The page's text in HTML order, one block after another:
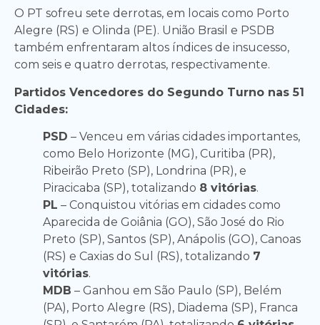
O PT sofreu sete derrotas, em locais como Porto
Alegre (RS) e Olinda (PE). União Brasil e PSDB
também enfrentaram altos índices de insucesso,
com seis e quatro derrotas, respectivamente.
Partidos Vencedores do Segundo Turno nas 51
Cidades:
PSD – Venceu em várias cidades importantes,
como Belo Horizonte (MG), Curitiba (PR),
Ribeirão Preto (SP), Londrina (PR), e
Piracicaba (SP), totalizando 8 vitórias.
PL – Conquistou vitórias em cidades como
Aparecida de Goiânia (GO), São José do Rio
Preto (SP), Santos (SP), Anápolis (GO), Canoas
(RS) e Caxias do Sul (RS), totalizando 7
vitórias.
MDB – Ganhou em São Paulo (SP), Belém
(PA), Porto Alegre (RS), Diadema (SP), Franca